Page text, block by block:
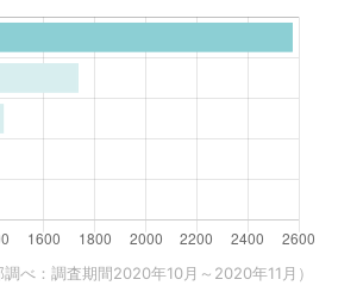
調べ：調査期間2020年10月～2020年11月）